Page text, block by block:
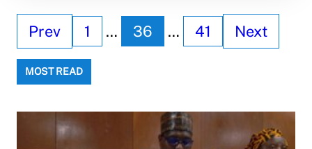
Prev 1 … 36 … 41 Next
MOST READ